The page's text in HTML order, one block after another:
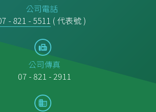
公司電話
- 821 - 5511 ( 代表號 )
公司傳真
07 - 821 - 2911